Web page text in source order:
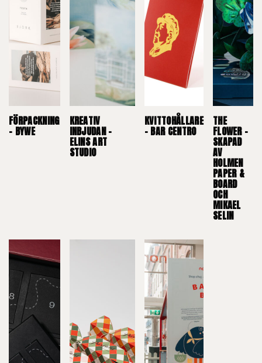
FÖRPACKNING
– BYWE
KREATIV
INBJUDAN –
ELINS ART
STUDIO
KVITTOHÅLLARE
– BAR CENTRO
THE
FLOWER –
SKAPAD
AV
HOLMEN
PAPER &
BOARD
OCH
MIKAEL
SELIN